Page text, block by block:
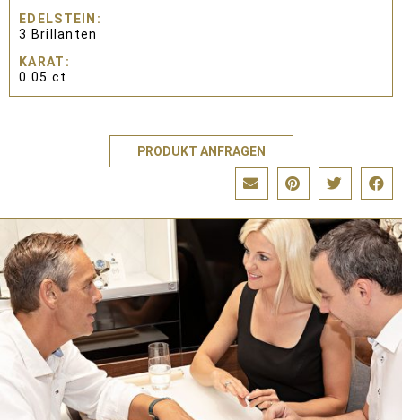
EDELSTEIN
3 Brillanten
KARAT
0.05 ct
PRODUKT ANFRAGEN